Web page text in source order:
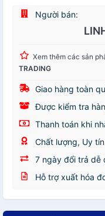
Người bán:
Xem thêm các sản
TRADING
Giao hàng toàn
Được kiểm tra
Thanh toán khi
Chất lượng, Uy tín
7 ngày đổi trả dễ
Hỗ trợ xuất hóa